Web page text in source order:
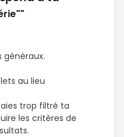
généraux.
au lieu
trop filtré ta
les critères de